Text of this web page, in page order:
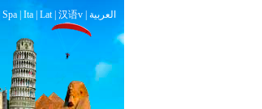
Spa| Ita| Lat| 汉语v | العربية